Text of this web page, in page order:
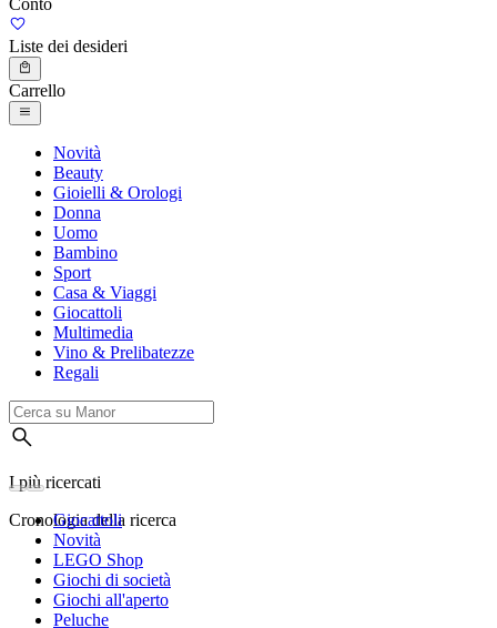
Liste dei desideri
Carrello
Novità
Beauty
Gioielli & Orologi
Donna
Uomo
Bambino
Sport
Casa & Viaggi
Giocattoli
Multimedia
Vino & Prelibatezze
Regali
I più ricercati
Cronologia della ricerca
Giocattoli
Novità
LEGO Shop
Giochi di società
Giochi all'aperto
Peluche